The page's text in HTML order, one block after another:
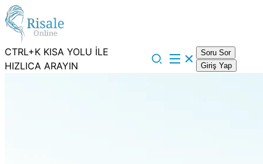
CTRL+K KISA YOLU İLE
HIZLICA ARAYIN
Soru Sor
Giriş Yap